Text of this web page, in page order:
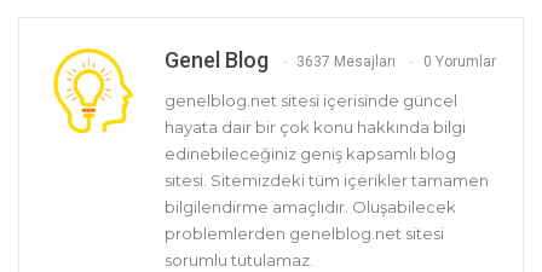
Genel Blog 3637 Mesajları 0 Yorumlar
genelblog.net sitesi içerisinde güncel
hayata dair bir çok konu hakkında bilgi
edinebileceğiniz geniş kapsamlı blog
sitesi. Sitemizdeki tüm içerikler tamamen
bilgilendirme amaçlıdır. Oluşabilecek
problemlerden genelblog.net sitesi
sorumlu tutulamaz.